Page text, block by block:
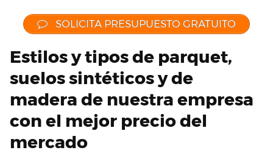
SOLICITA PRESUPUESTO GRATUITO
Estilos y tipos de parquet,
suelos sintéticos y de
madera de nuestra empresa
con el mejor precio del
mercado